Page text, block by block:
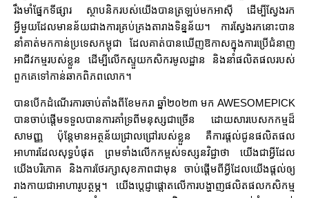
រឹងមាំផ្នែកទីផ្សារ ស្ថាបនិករបស់យើងបានត្រឡប់មកអាស៊ី ដើម្បីស្វែងរក
អ្វីមួយដែលមានន័យជាងការគ្រប់គ្រងតារាងទិន្នន័យ។ ការស្វែងរកនោះបាន
នាំគាត់មកកាន់ប្រទេសកម្ពុជា ដែលគាត់បានឃើញឱកាសក្នុងការប្រើជំនាញ
អាជីវកម្មរបស់ខ្លួន ដើម្បីលើកស្ទួយកសិករមូលដ្ឋាន និងនាំផលិតផលរបស់
ពួកគេទៅកាន់ឆាកពិភពលោក។
បានបើកដំណើរការចាប់តាំងពីខែមករា ឆ្នាំ២០២៣ មក AWESOMEPICK
បានចាប់ផ្តើមទទួលបានការគាំទ្រពីមនុស្សជាច្រើន ដោយសារបេសកកម្មដ៏
សាមញ្ញ ប៉ុន្តែមានអត្ថន័យជ្រាលជ្រៅរបស់ខ្លួន គឺការផ្តល់ជូនផលិតផល
អាហារដែលសុទ្ធបំផុត ព្រមទាំងលើកកម្ពស់ទស្សនវិជ្ជាថា យើងជាអ្វីដែល
យើងបរិភោគ និងការថែរក្សាសុខភាពជាមុន ចាប់ផ្តើមពីអ្វីដែលយើងផ្តល់ឲ្យ
រាងកាយជាអាហារូបត្ថម្ភ។ យើងប្តេជ្ញាផ្តោតលើការបង្ហាញផលិតផលកសិកម្ម